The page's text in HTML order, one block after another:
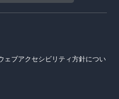
ェブアクセシビリティ方針につい